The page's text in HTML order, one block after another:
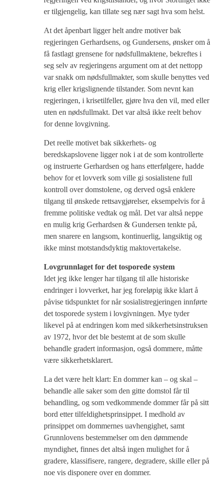
er tilgjengelig, kan tillate seg nær sagt hva som helst.
At det åpenbart ligger helt andre motiver bak
regjeringen Gerhardsens, og Gundersens, ønsker om å
få fastlagt grensene for nødsfullmaktene, bekreftes i
seg selv av regjeringens argument om at det nettopp
var snakk om nødsfullmakter, som skulle benyttes ved
krig eller krigslignende tilstander. Som nevnt kan
regjeringen, i krisetilfeller, gjøre hva den vil, med eller
uten en nødsfullmakt. Det var altså ikke reelt behov
for denne lovgivning.
Det reelle motivet bak sikkerhets- og
beredskapslovene ligger nok i at de som kontrollerte
og instruerte Gerhardsen og hans etterfølgere, hadde
behov for et lovverk som ville gi sosialistene full
kontroll over domstolene, og derved også enklere
tilgang til ønskede rettsavgjørelser, eksempelvis for å
fremme politiske vedtak og mål. Det var altså neppe
en mulig krig Gerhardsen & Gundersen tenkte på,
men snarere en langsom, kontinuerlig, langsiktig og
ikke minst motstandsdyktig maktovertakelse.
Lovgrunnlaget for det tosporede system
Idet jeg ikke lenger har tilgang til alle historiske
endringer i lovverket, har jeg foreløpig ikke klart å
påvise tidspunktet for når sosialistregjeringen innførte
det tosporede system i lovgivningen. Mye tyder
likevel på at endringen kom med sikkerhetsinstruksen
av 1972, hvor det ble bestemt at de som skulle
behandle gradert informasjon, også dommere, måtte
være sikkerhetsklarert.
La det være helt klart: En dommer kan – og skal –
behandle alle saker som den gitte domstol får til
behandling, og som vedkommende dommer får på sitt
bord etter tilfeldighetsprinsippet. I medhold av
prinsippet om dommernes uavhengighet, samt
Grunnlovens bestemmelser om den dømmende
myndighet, finnes det altså ingen mulighet for å
gradere, klassifisere, rangere, degradere, skille eller på
noe vis disponere over en dommer.